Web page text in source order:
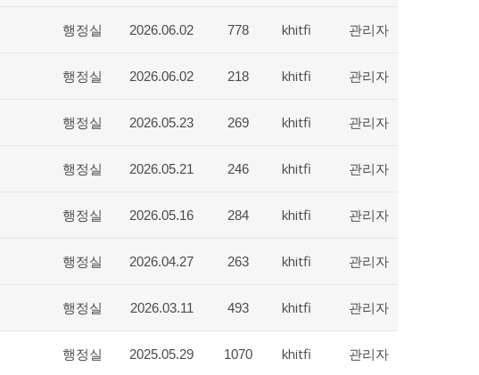
행정실 2026.06.02 778 khitfi 관리자
행정실 2026.06.02 218 khitfi 관리자
행정실 2026.05.23 269 khitfi 관리자
행정실 2026.05.21 246 khitfi 관리자
행정실 2026.05.16 284 khitfi 관리자
행정실 2026.04.27 263 khitfi 관리자
행정실 2026.03.11 493 khitfi 관리자
행정실 2025.05.29 1070 khitfi 관리자